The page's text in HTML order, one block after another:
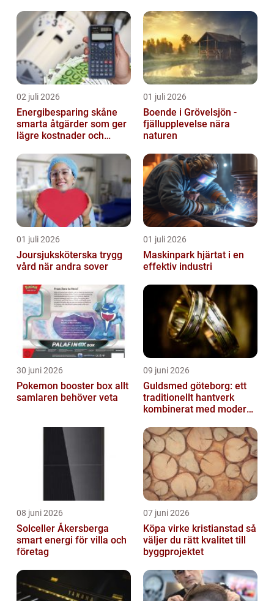
02 juli 2026
Energibesparing skåne
smarta åtgärder som ger
lägre kostnader och
01 juli 2026
Boende i Grövelsjön -
fjällupplevelse nära
naturen
01 juli 2026
Joursjuksköterska trygg
vård när andra sover
01 juli 2026
Maskinpark hjärtat i en
effektiv industri
30 juni 2026
Pokemon booster box allt
samlaren behöver veta
09 juni 2026
Guldsmed göteborg: ett
traditionellt hantverk
kombinerat med modern
08 juni 2026
Solceller Åkersberga
smart energi för villa och
företag
07 juni 2026
Köpa virke kristianstad så
väljer du rätt kvalitet till
byggprojektet